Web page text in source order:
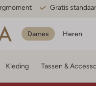
Gratis
Dames Heren
Kleding Tassen &